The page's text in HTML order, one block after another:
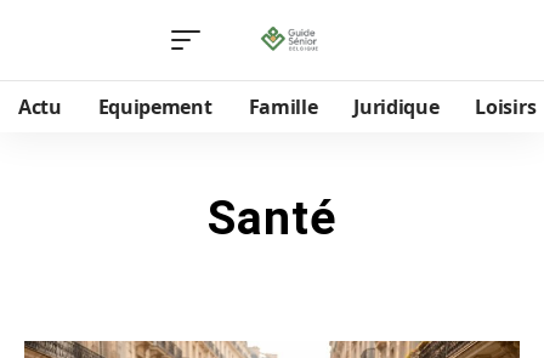
Actu Equipement Famille Juridique Loisirs
Santé